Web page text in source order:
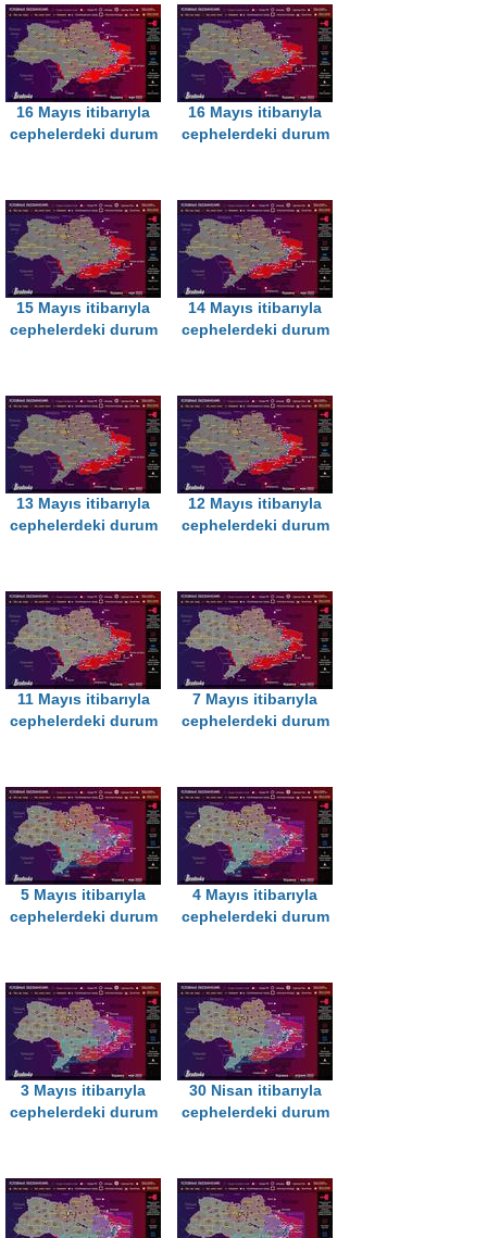
16 Mayıs itibarıyla
cephelerdeki durum
16 Mayıs itibarıyla
cephelerdeki durum
15 Mayıs itibarıyla
cephelerdeki durum
14 Mayıs itibarıyla
cephelerdeki durum
13 Mayıs itibarıyla
cephelerdeki durum
12 Mayıs itibarıyla
cephelerdeki durum
11 Mayıs itibarıyla
cephelerdeki durum
7 Mayıs itibarıyla
cephelerdeki durum
5 Mayıs itibarıyla
cephelerdeki durum
4 Mayıs itibarıyla
cephelerdeki durum
3 Mayıs itibarıyla
cephelerdeki durum
30 Nisan itibarıyla
cephelerdeki durum